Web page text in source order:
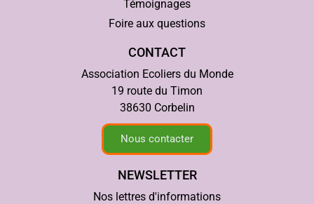
Témoignages
Foire aux questions
CONTACT
Association Ecoliers du Monde
19 route du Timon
38630 Corbelin
Nous contacter
NEWSLETTER
Nos lettres d'informations